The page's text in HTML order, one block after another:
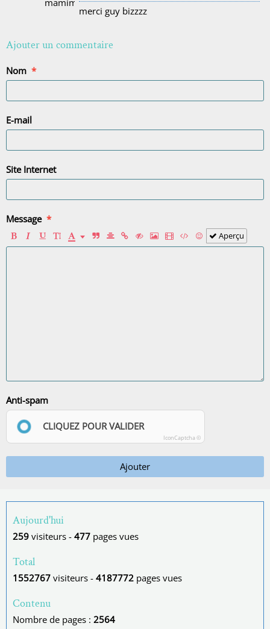
merci guy bizzzz
Ajouter un commentaire
Nom
E-mail
Site Internet
Message
Aperçu
Anti-spam
CLIQUEZ POUR VALIDER
IconCaptcha ©
Ajouter
Aujourd'hui
259 visiteurs - 477 pages vues
Total
1552767 visiteurs - 4187772 pages vues
Contenu
Nombre de pages : 2564